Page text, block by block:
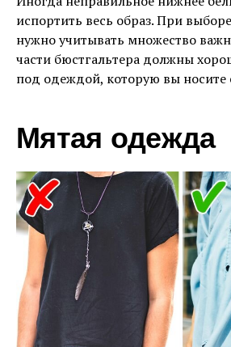
испортить весь образ. При
нужно учитывать множество
части бюстгальтера должны
под одеждой, которую вы носите
Мятая одежда